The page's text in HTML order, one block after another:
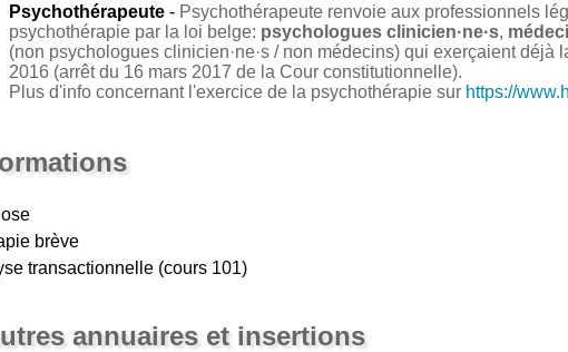
Psychothérapeute- Psychothérapeute renvoie aux professionnels
psychothérapie par la loi belge: psychologues clinicien·ne·s,
(non psychologues clinicien·ne·s / non médecins) qui exerçaient déjà
2016 (arrêt du 16 mars 2017 de la Cour constitutionnelle).
Plus d'info concernant l'exercice de la psychothérapie sur https://
brève
transactionnelle (cours 101)
annuaires et insertions